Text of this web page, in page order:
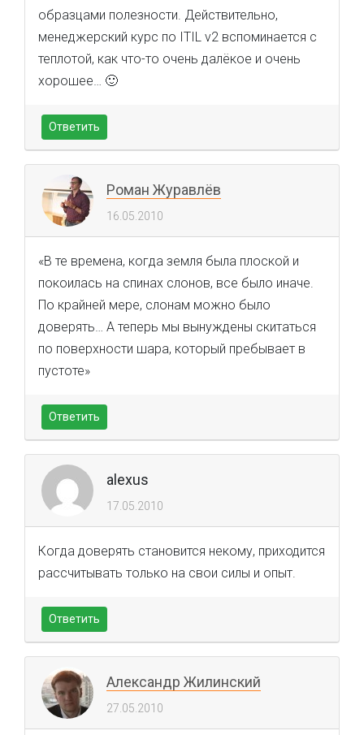
образцами полезности. Действительно,
менеджерский курс по ITIL v2 вспоминается с
теплотой, как что-то очень далёкое и очень
хорошее… 🙂
Ответить
Роман Журавлёв
16.05.2010
«В те времена, когда земля была плоской и
покоилась на спинах слонов, все было иначе.
По крайней мере, слонам можно было
доверять… А теперь мы вынуждены скитаться
по поверхности шара, кото­рый пребывает в
пустоте»
Ответить
alexus
17.05.2010
Когда доверять становится некому, приходится
рассчитывать только на свои силы и опыт.
Ответить
Александр Жилинский
27.05.2010